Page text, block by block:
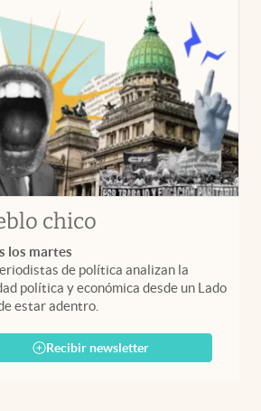
chico
los martes
de política analizan la
política y económica desde un Lado
estar adentro.
Recibir newsletter